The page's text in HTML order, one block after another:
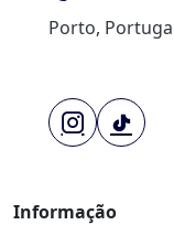
Porto,
Informação